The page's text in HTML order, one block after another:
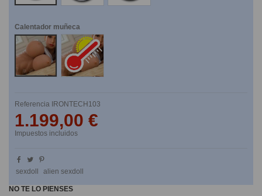
Calentador muñeca
No
Si
Referencia IRONTECH103
1.199,00 €
Impuestos incluidos
sexdoll alien sexdoll
NO TE LO PIENSES